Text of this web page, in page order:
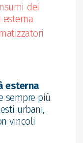
dei
esterna
sempre più
urbani,
vincoli